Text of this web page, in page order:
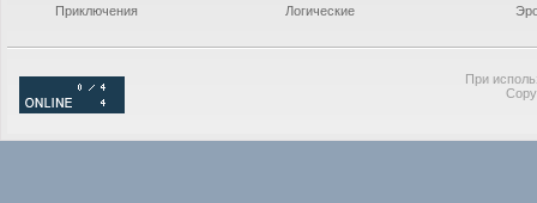
Приключения
Логические
При